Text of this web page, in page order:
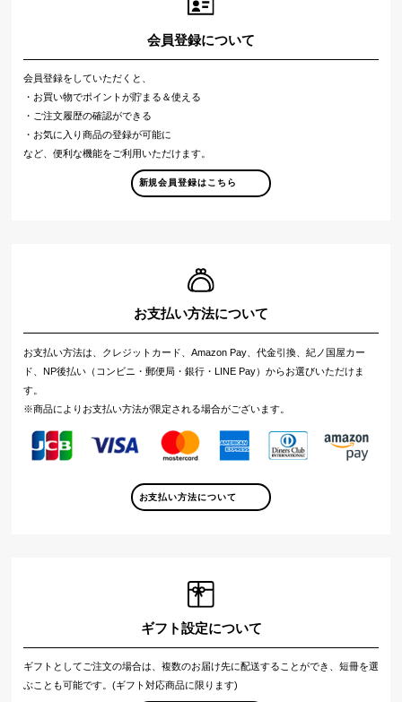
会員登録について
会員登録をしていただくと、
・お買い物でポイントが貯まる＆使える
・ご注文履歴の確認ができる
・お気に入り商品の登録が可能に
など、便利な機能をご利用いただけます。
新規会員登録はこちら
お支払い方法について
お支払い方法は、クレジットカード、Amazon Pay、代金引換、紀ノ国屋カー
ド、NP後払い（コンビニ・郵便局・銀行・LINE Pay）からお選びいただけま
す。
※商品によりお支払い方法が限定される場合がございます。
お支払い方法について
ギフト設定について
ギフトとしてご注文の場合は、複数のお届け先に配送することができ、短冊を選
ぶことも可能です。(ギフト対応商品に限ります)